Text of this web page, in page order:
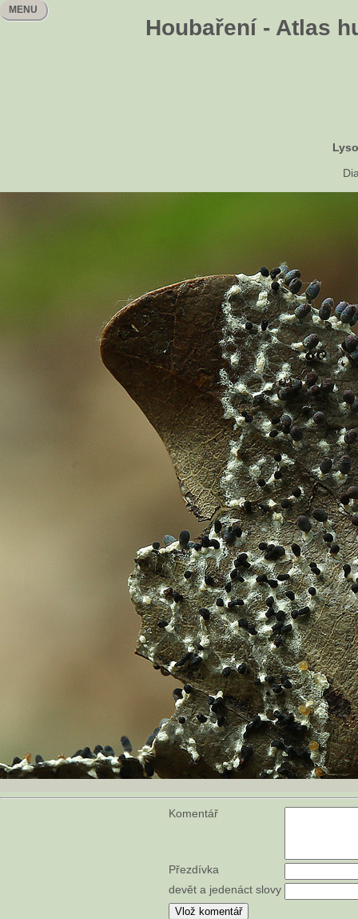
Houbaření - Atlas
MENU
Komentář
Přezdívka
devět a jedenáct slovy